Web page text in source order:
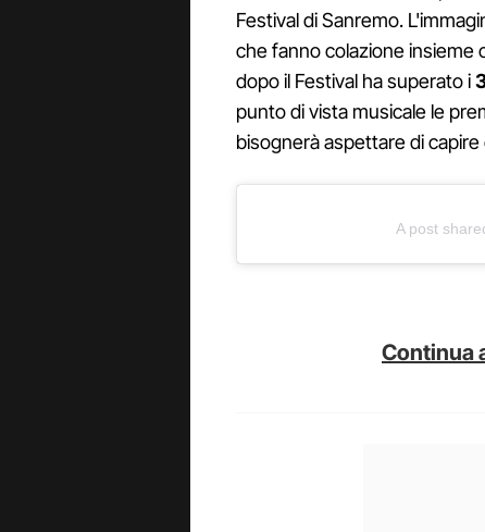
Festival di Sanremo.
che fanno colazione insieme
dopo il Festival ha superato i
punto di vista musicale le
bisognerà aspettare di
A post
Continua